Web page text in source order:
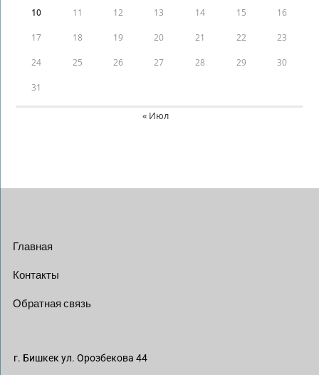
10 11 12 13 14 15 16
17 18 19 20 21 22 23
24 25 26 27 28 29 30
31
« Июл
Главная
Контакты
Обратная связь
г. Бишкек ул. Орозбекова 44